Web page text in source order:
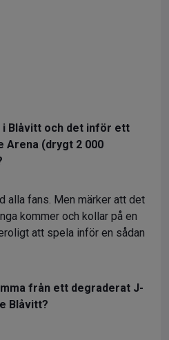
Blåvitt och det inför ett
(drygt 2 000
alla fans. Men märker att det
kommer och kollar på en
att spela inför en sådan
från ett degraderat J-
Blåvitt?